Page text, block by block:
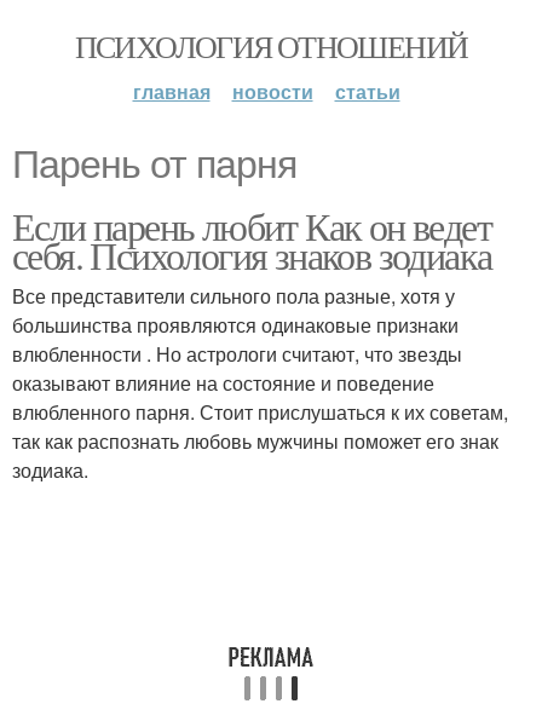
ПСИХОЛОГИЯ ОТНОШЕНИЙ
главная новости статьи
Парень от парня
Если парень любит Как он ведет
себя. Психология знаков зодиака
Все представители сильного пола разные, хотя у
большинства проявляются одинаковые признаки
влюбленности . Но астрологи считают, что звезды
оказывают влияние на состояние и поведение
влюбленного парня. Стоит прислушаться к их советам,
так как распознать любовь мужчины поможет его знак
зодиака.